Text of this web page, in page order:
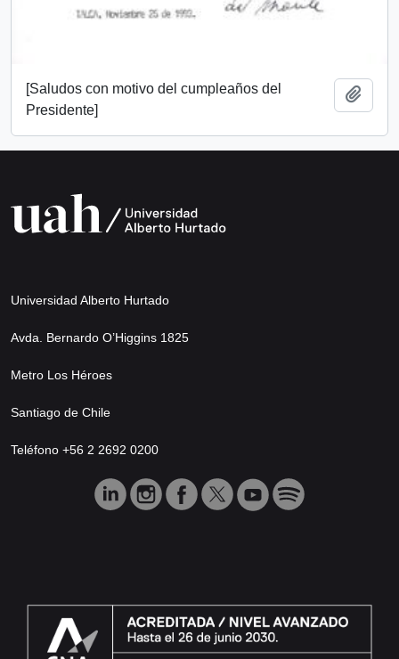
[Saludos con motivo del cumpleaños del
Presidente]
Universidad Alberto Hurtado
Avda. Bernardo O’Higgins 1825
Metro Los Héroes
Santiago de Chile
Teléfono +56 2 2692 0200